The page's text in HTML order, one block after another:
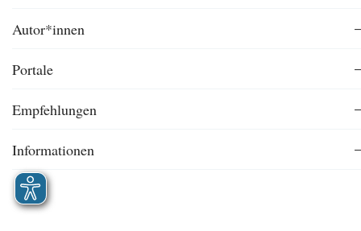
Autor*innen
Portale
Empfehlungen
Informationen